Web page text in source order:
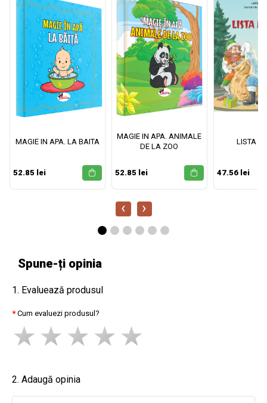
MAGIE IN APA. LA BAITA
52.85 lei
MAGIE IN APA. ANIMALE
DE LA ZOO
52.85 lei
LISTA
47.56 lei
‹ ›
Spune-ți opinia
1. Evaluează produsul
Cum evaluezi produsul?
2. Adaugă opinia